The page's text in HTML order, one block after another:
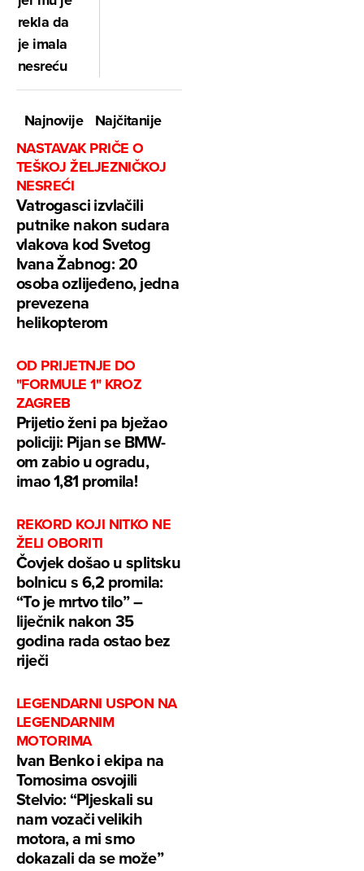
rekla da
je imala
nesreću
Najnovije
Najčitanije
NASTAVAK PRIČE O
TEŠKOJ ŽELJEZNIČKOJ
NESREĆI
Vatrogasci izvlačili
putnike nakon sudara
vlakova kod Svetog
Ivana Žabnog: 20
osoba ozlijeđeno, jedna
prevezena
helikopterom
OD PRIJETNJE DO
"FORMULE 1" KROZ
ZAGREB
Prijetio ženi pa bježao
policiji: Pijan se BMW-
om zabio u ogradu,
imao 1,81 promila!
REKORD KOJI NITKO NE
ŽELI OBORITI
Čovjek došao u splitsku
bolnicu s 6,2 promila:
“To je mrtvo tilo” –
liječnik nakon 35
godina rada ostao bez
riječi
LEGENDARNI USPON NA
LEGENDARNIM
MOTORIMA
Ivan Benko i ekipa na
Tomosima osvojili
Stelvio: “Pljeskali su
nam vozači velikih
motora, a mi smo
dokazali da se može”